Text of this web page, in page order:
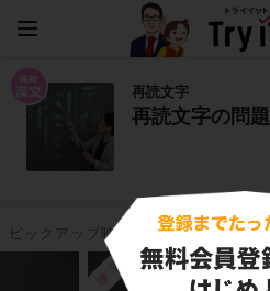
再読文字
再読文字の問題
ピックアップ映像授業
練習